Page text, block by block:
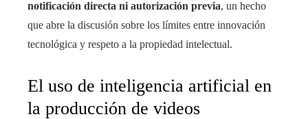
notificación directa ni autorización previa, un hecho
que abre la discusión sobre los límites entre innovación
tecnológica y respeto a la propiedad intelectual.
El uso de inteligencia artificial en
la producción de videos